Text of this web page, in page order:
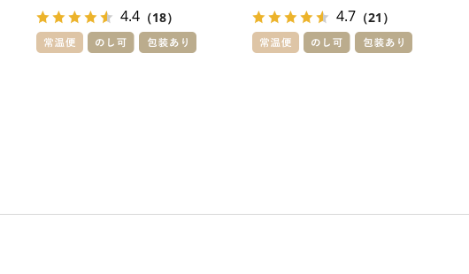
4.4 （18） 4.7 （21）